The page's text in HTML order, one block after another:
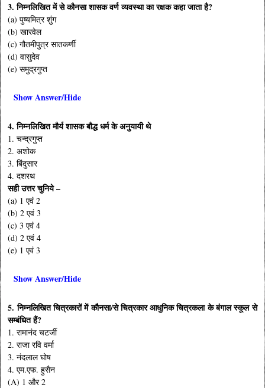
3. निम्नलिखित में से कौनसा शासक वर्ण व्यवस्था का रक्षक कहा जाता है?
(a) पुष्यमित्र शुंग
(b) खारवेल
(c) गौतमीपुत्र सातकर्णी
(d) वासुदेव
(e) समुद्रगुप्त
Show Answer/Hide
4. निम्नलिखित मौर्य शासक बौद्ध धर्म के अनुयायी थे
1. चन्द्रगुप्त
2. अशोक
3. बिंदुसार
4. दशरथ
सही उत्तर चुनिये –
(a) 1 एवं 2
(b) 2 एवं 3
(c) 3 एवं 4
(d) 2 एवं 4
(e) 1 एवं 3
Show Answer/Hide
5. निम्नलिखित चित्रकारों में कौनसा/से चित्रकार आधुनिक चित्रकला के बंगाल स्कूल से
सम्बंधित हैं?
1. रामानंद चटर्जी
2. राजा रवि वर्मा
3. नंदलाल घोष
4. एम.एफ. हुसैन
(A) 1 और 2